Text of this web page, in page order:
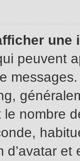
une
peuvent
nombre
d’avatar